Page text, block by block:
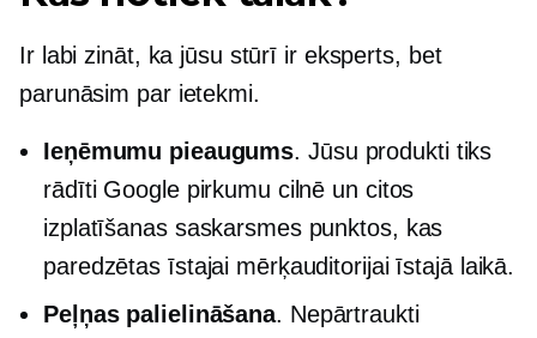
Ir labi zināt, ka jūsu stūrī ir eksperts, bet
parunāsim par ietekmi.
Ieņēmumu pieaugums. Jūsu produkti tiks
rādīti Google pirkumu cilnē un citos
izplatīšanas saskarsmes punktos, kas
paredzētas īstajai mērķauditorijai īstajā laikā.
Peļņas palielināšana. Nepārtraukti